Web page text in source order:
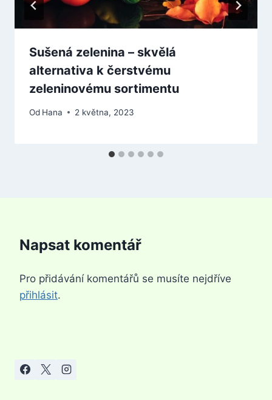
Sušená zelenina – skvělá
alternativa k čerstvému
zeleninovému sortimentu
Od Hana 2 května, 2023
Napsat komentář
Pro přidávání komentářů se musíte nejdříve
přihlásit.